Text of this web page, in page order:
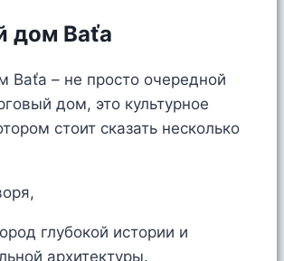
дом Baťa
Baťa – не просто очередной
дом, это культурное
стоит сказать несколько
глубокой истории и
архитектуры.